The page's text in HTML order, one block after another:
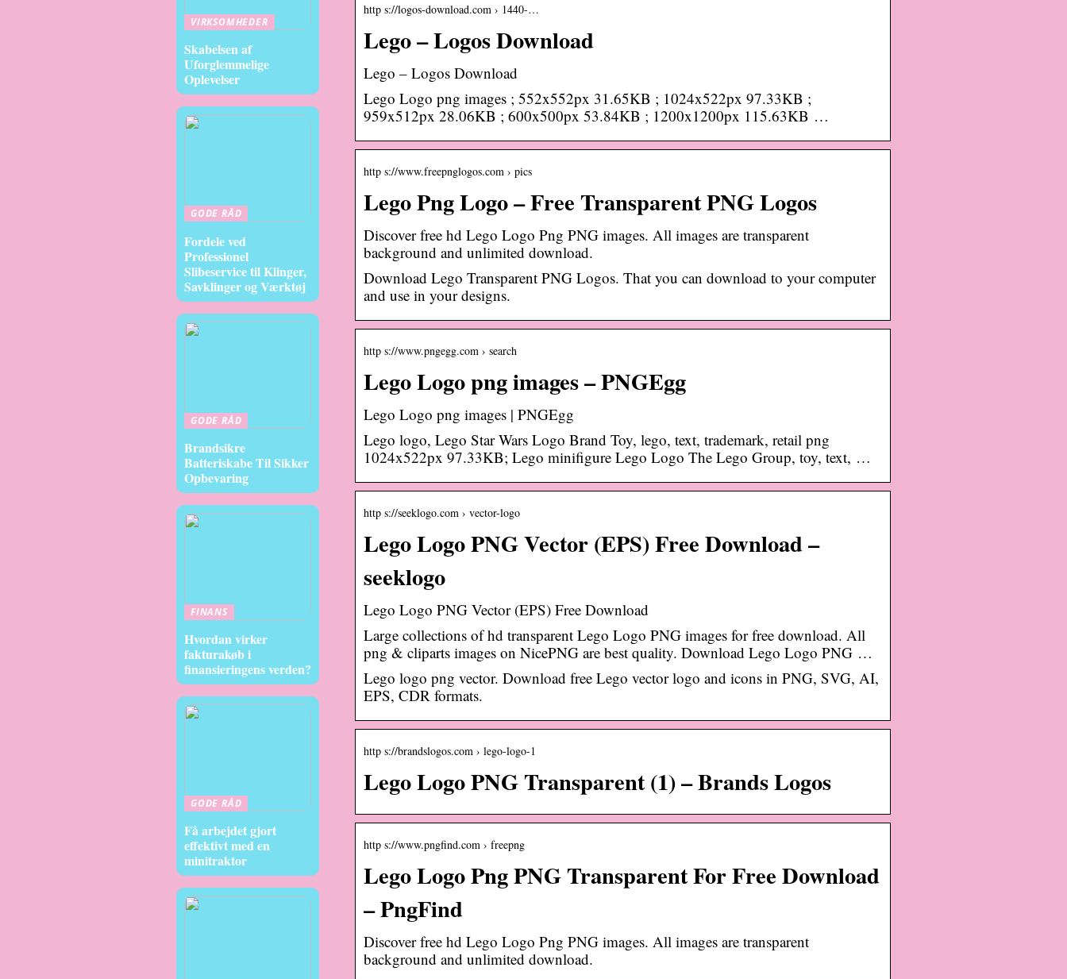
http s://logos-download.com › 1440-…
Lego – Logos Download
Lego – Logos Download
Lego Logo png images ; 552x552px 31.65KB ; 1024x522px 97.33KB ;
959x512px 28.06KB ; 600x500px 53.84KB ; 1200x1200px 115.63KB …
http s://www.freepnglogos.com › pics
Lego Png Logo – Free Transparent PNG Logos
Discover free hd Lego Logo Png PNG images. All images are transparent
background and unlimited download.
Download Lego Transparent PNG Logos. That you can download to your computer
and use in your designs.
http s://www.pngegg.com › search
Lego Logo png images – PNGEgg
Lego Logo png images | PNGEgg
Lego logo, Lego Star Wars Logo Brand Toy, lego, text, trademark, retail png
1024x522px 97.33KB; Lego minifigure Lego Logo The Lego Group, toy, text, …
http s://seeklogo.com › vector-logo
Lego Logo PNG Vector (EPS) Free Download –
seeklogo
Lego Logo PNG Vector (EPS) Free Download
Large collections of hd transparent Lego Logo PNG images for free download. All
png & cliparts images on NicePNG are best quality. Download Lego Logo PNG …
Lego logo png vector. Download free Lego vector logo and icons in PNG, SVG, AI,
EPS, CDR formats.
http s://brandslogos.com › lego-logo-1
Lego Logo PNG Transparent (1) – Brands Logos
http s://www.pngfind.com › freepng
Lego Logo Png PNG Transparent For Free Download
– PngFind
Discover free hd Lego Logo Png PNG images. All images are transparent
background and unlimited download.
VIRKSOMHEDER
Skabelsen af
Uforglemmelige
Oplevelser
GODE RÅD
Fordele ved
Professionel
Slibeservice til Klinger,
Savklinger og Værktøj
GODE RÅD
Brandsikre
Batteriskabe Til Sikker
Opbevaring
FINANS
Hvordan virker
fakturakøb i
finansieringens verden?
GODE RÅD
Få arbejdet gjort
effektivt med en
minitraktor